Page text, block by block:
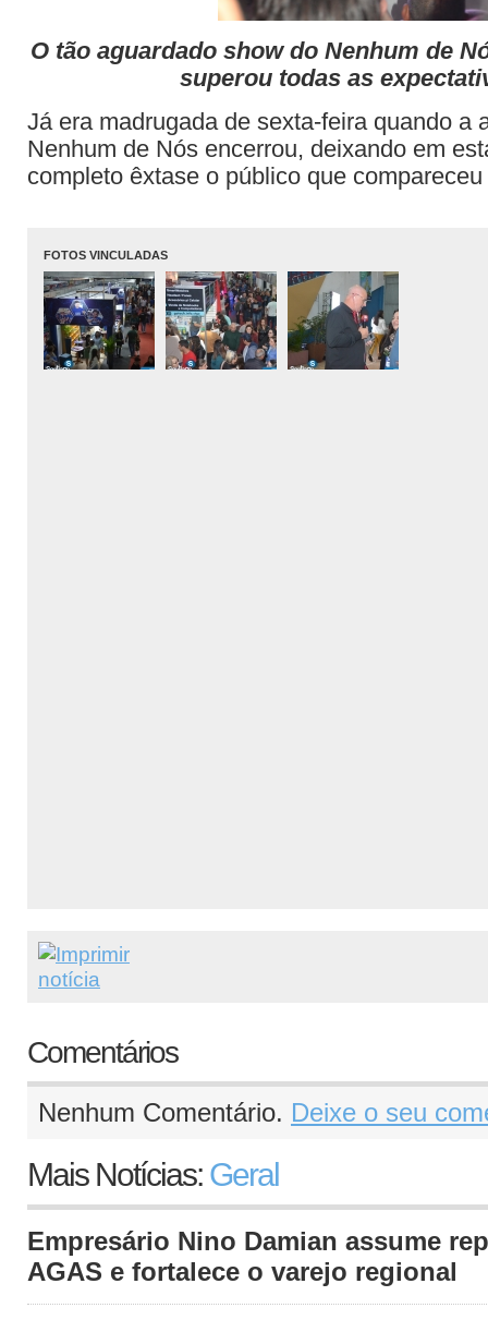
O tão aguardado show do Nenhum de
superou todas as
Já era madrugada de sexta-feira quando a
Nenhum de Nós encerrou, deixando em
completo êxtase o público que
FOTOS VINCULADAS
Comentários
Nenhum Comentário. Deixe o seu
Mais Notícias: Geral
Empresário Nino Damian assume
AGAS e fortalece o varejo regional